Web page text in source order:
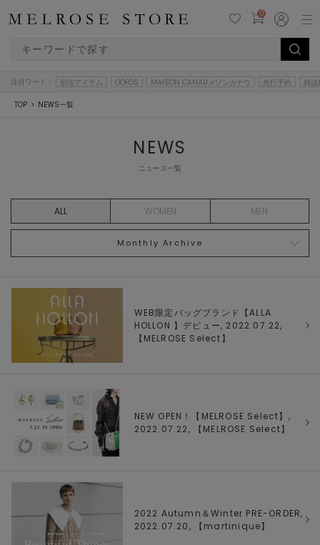
0
注目ワード： 別注アイテム OOFOS MAISON CANAUメゾンカナウ 先行予約 雑誌
TOP NEWS一覧
NEWS
ニュース一覧
ALL WOMEN MEN
Monthly Archive
WEB限定バッグブランド【ALLA
HOLLON 】デビュー, 2022.07.22,
【 MELROSE Select 】
NEW OPEN！【MELROSE Select】,
2022.07.22, 【 MELROSE Select】
2022 Autumn＆Winter PRE-ORDER,
2022.07.20, 【 martinique】